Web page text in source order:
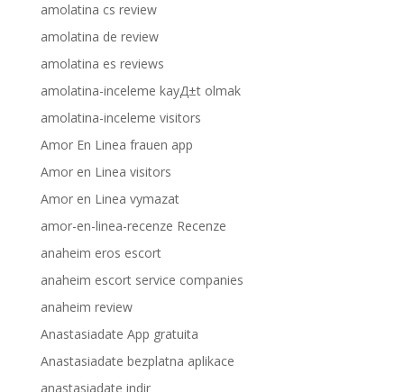
amolatina cs review
amolatina de review
amolatina es reviews
amolatina-inceleme kayД±t olmak
amolatina-inceleme visitors
Amor En Linea frauen app
Amor en Linea visitors
Amor en Linea vymazat
amor-en-linea-recenze Recenze
anaheim eros escort
anaheim escort service companies
anaheim review
Anastasiadate App gratuita
Anastasiadate bezplatna aplikace
anastasiadate indir